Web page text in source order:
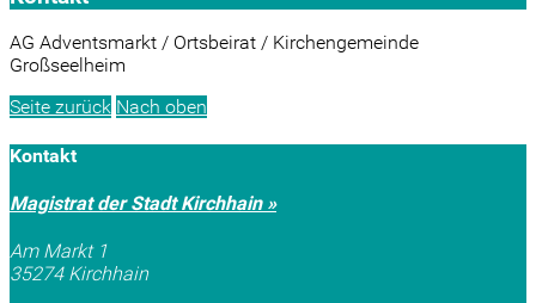
AG Adventsmarkt / Ortsbeirat / Kirchengemeinde
Großseelheim
Seite zurück Nach oben
Kontakt
Magistrat der Stadt Kirchhain »
Am Markt 1
35274 Kirchhain